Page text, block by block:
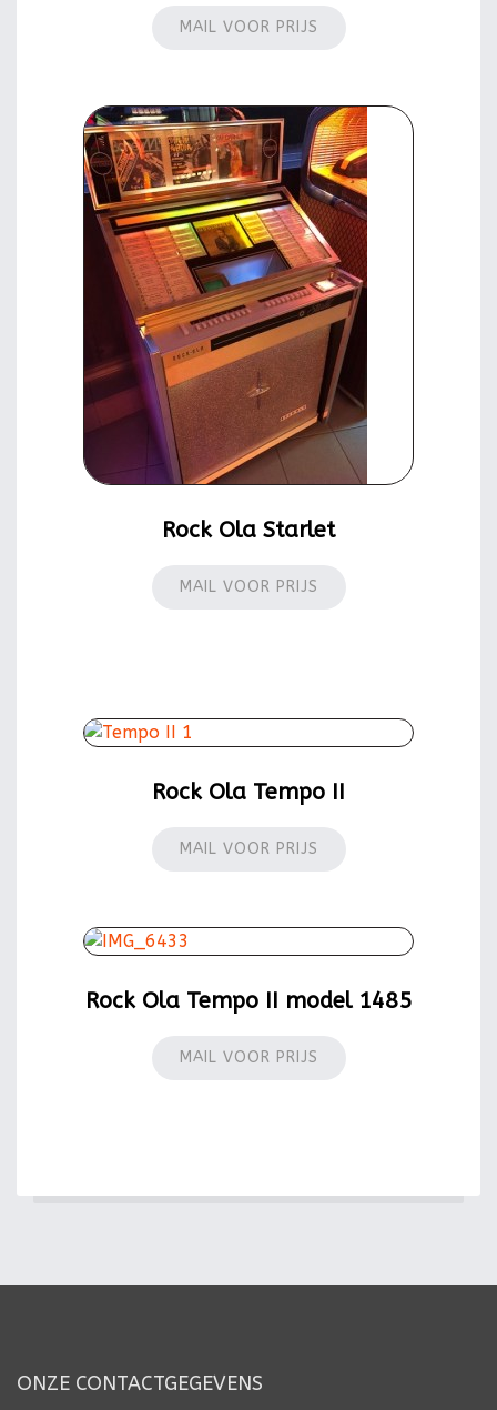
MAIL VOOR PRIJS
Rock Ola Starlet
MAIL VOOR PRIJS
Rock Ola Tempo II
MAIL VOOR PRIJS
Rock Ola Tempo II model 1485
MAIL VOOR PRIJS
ONZE CONTACTGEGEVENS